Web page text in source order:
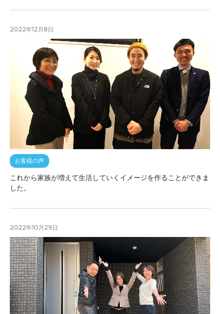
2022年12月8日
お客様の声
これから家族が増えて生活していくイメージを作ることができま
した。
2022年10月29日